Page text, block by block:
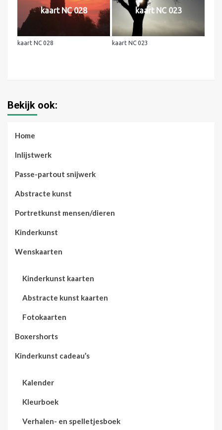
kaart NC 028
kaart NC 028
kaart NC 023
kaart NC 023
Bekijk ook:
Home
Inlijstwerk
Passe-partout snijwerk
Abstracte kunst
Portretkunst mensen/dieren
Kinderkunst
Wenskaarten
Kinderkunst kaarten
Abstracte kunst kaarten
Fotokaarten
Boxershorts
Kinderkunst cadeau’s
Kalender
Kleurboek
Verhalen- en spelletjesboek